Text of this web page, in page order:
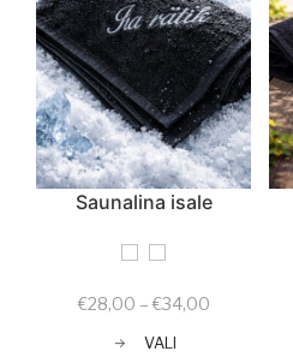
Saunalina isale
€28,00 – €34,00Price
VALI